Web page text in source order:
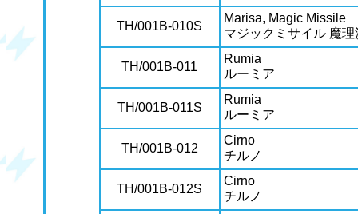
TH/001B-010S
Marisa, Magic Missile
マジックミサイル 魔理
TH/001B-011
Rumia
ルーミア
TH/001B-011S
Rumia
ルーミア
TH/001B-012
Cirno
チルノ
TH/001B-012S
Cirno
チルノ